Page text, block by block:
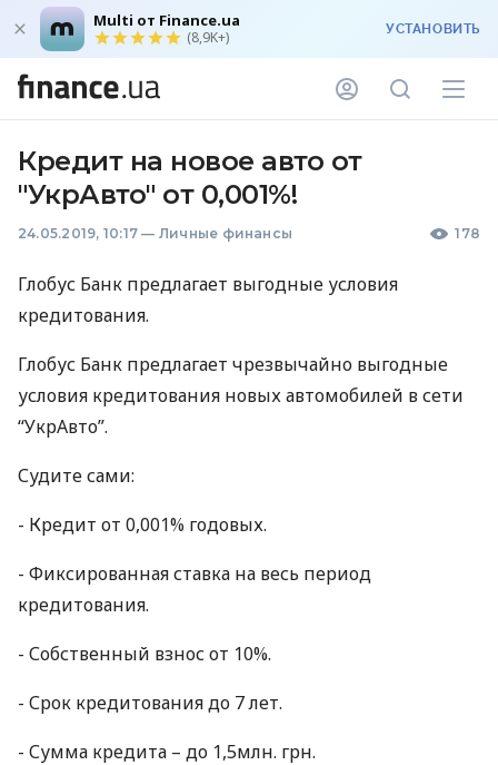
Multi от Finance.ua
(8,9K+) УСТАНОВИТЬ
Кредит на новое авто от
"УкрАвто" от 0,001%!
24.05.2019, 10:17 — Личные финансы 178
Глобус Банк предлагает выгодные условия
кредитования.
Глобус Банк предлагает чрезвычайно выгодные
условия кредитования новых автомобилей в сети
“УкрАвто”.
Судите сами:
- Кредит от 0,001% годовых.
- Фиксированная ставка на весь период
кредитования.
- Собственный взнос от 10%.
- Срок кредитования до 7 лет.
- Сумма кредита – до 1,5млн. грн.